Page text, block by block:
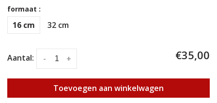
formaat :
16 cm 32 cm
Aantal: +
- €35,00
Toevoegen aan winkelwagen